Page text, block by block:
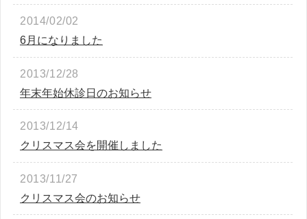
2014/02/02
6月になりました
2013/12/28
年末年始休診日のお知らせ
2013/12/14
クリスマス会を開催しました
2013/11/27
クリスマス会のお知らせ